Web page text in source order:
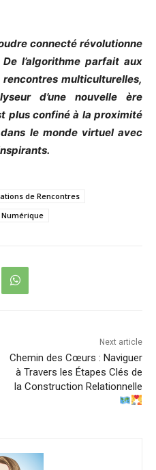
connecté révolutionne
l’algorithme parfait aux
multiculturelles,
d’une nouvelle ère
plus confiné à la proximité
le monde virtuel avec
de Rencontres
Numérique
Next article
Chemin des Cœurs : Naviguer
à Travers les Étapes Clés de
la Construction Relationnelle